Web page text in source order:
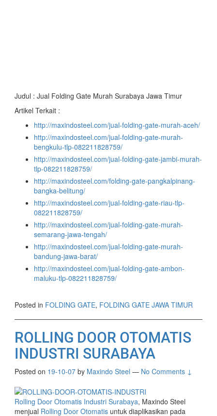
Judul : Jual Folding Gate Murah Surabaya Jawa Timur
Artikel Terkait :
http://maxindosteel.com/jual-folding-gate-murah-aceh/
http://maxindosteel.com/jual-folding-gate-murah-
bengkulu-tlp-082211828759/
http://maxindosteel.com/jual-folding-gate-jambi-murah-
tlp-082211828759/
http://maxindosteel.com/folding-gate-pangkalpinang-
bangka-belitung/
http://maxindosteel.com/jual-folding-gate-riau-tlp-
082211828759/
http://maxindosteel.com/jual-folding-gate-murah-
semarang-jawa-tengah/
http://maxindosteel.com/jual-folding-gate-murah-
bandung-jawa-barat/
http://maxindosteel.com/jual-folding-gate-ambon-
maluku-tlp-082211828759/
Posted in FOLDING GATE, FOLDING GATE JAWA TIMUR
ROLLING DOOR OTOMATIS
INDUSTRI SURABAYA
Posted on 19-10-07 by Maxindo Steel — No Comments ↓
Rolling Door Otomatis Industri Surabaya, Maxindo Steel
menjual Rolling Door Otomatis untuk diaplikasikan pada